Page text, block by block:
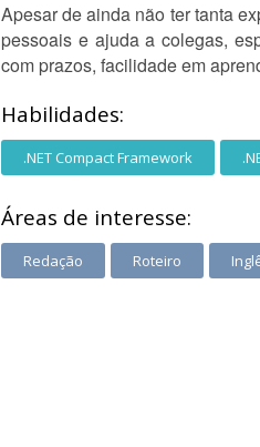
Apesar de ainda não ter tanta
pessoais e ajuda a colegas,
com prazos, facilidade em
Habilidades:
.NET Compact Framework
Áreas de interesse:
Redação Roteiro